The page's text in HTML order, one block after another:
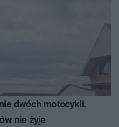
dwóch motocykli.
nie żyje